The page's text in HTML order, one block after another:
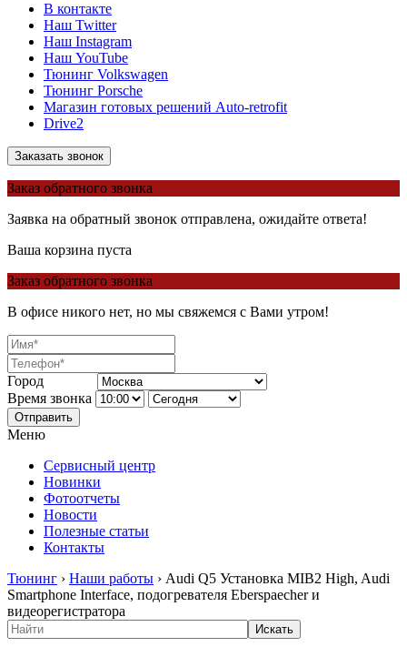
В контакте
Наш Twitter
Наш Instagram
Наш YouTube
Тюнинг Volkswagen
Тюнинг Porsche
Магазин готовых решений Auto-retrofit
Drive2
Заказать звонок
Заказ обратного звонка
Заявка на обратный звонок отправлена, ожидайте ответа!
Ваша корзина пуста
Заказ обратного звонка
В офисе никого нет, но мы свяжемся с Вами утром!
Город
Время звонка
Отправить
Меню
Сервисный центр
Новинки
Фотоотчеты
Новости
Полезные статьи
Контакты
Тюнинг › Наши работы › Audi Q5 Установка MIB2 High, Audi
Smartphone Interface, подогревателя Eberspaecher и
видеорегистратора